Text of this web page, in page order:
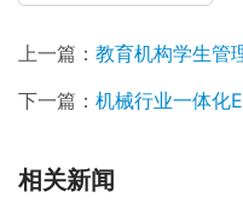
上一篇： 教育机构学生管
下一篇： 机械行业一体化
相关新闻